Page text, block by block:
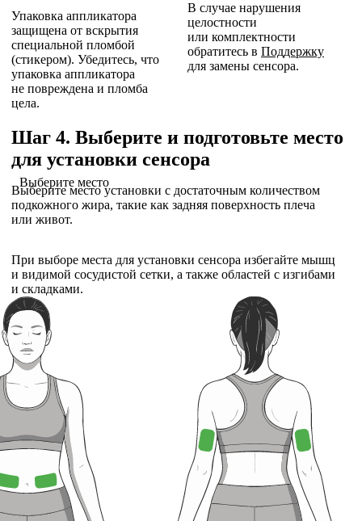
Упаковка аппликатора
защищена от вскрытия
специальной пломбой
(стикером). Убедитесь, что
упаковка аппликатора
не повреждена и пломба
цела.
В случае нарушения
целостности
или комплектности
обратитесь в Поддержку
для замены сенсора.
Шаг 4. Выберите и подготовьте место
для установки сенсора
Выберите место
Выберите место установки с достаточным количеством
подкожного жира, такие как задняя поверхность плеча
или живот.
При выборе места для установки сенсора избегайте мышц
и видимой сосудистой сетки, а также областей с изгибами
и складками.